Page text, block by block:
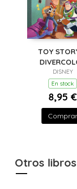
TOY
DISNEY
En stock
8,95 €
Comprar
Otros